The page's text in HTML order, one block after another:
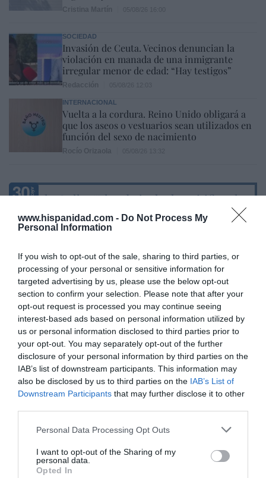
www.hispanidad.com - Do Not Process My
Personal Information
If you wish to opt-out of the sale, sharing to third parties, or
processing of your personal or sensitive information for
targeted advertising by us, please use the below opt-out
section to confirm your selection. Please note that after your
opt-out request is processed you may continue seeing
interest-based ads based on personal information utilized by
us or personal information disclosed to third parties prior to
your opt-out. You may separately opt-out of the further
disclosure of your personal information by third parties on the
IAB’s list of downstream participants. This information may
also be disclosed by us to third parties on the IAB’s List of
Downstream Participants that may further disclose it to other
Personal Data Processing Opt Outs
I want to opt-out of the Sharing of my
personal data.
Opted In
SOCIEDAD
Invasión de Ceuta. Vecinos denuncian la
violación en manada de una inmigrante
irregular menor de edad: “Hay testigos”
INTERNACIONAL
Vuelta a la cordura. Reino Unido obligará a
que los aseos o vestuarios sean utilizados en
función del sexo de nacimiento
Marcelo Gullo: “El trabajo de desmitificar la
historia, de poner la verdadera, de
desmontar la falsificación, es un trabajo
por Hispanidad
Artículos anteriores
DIARIO DE LA CORRUPCIÓN SANCHISTA
Diario de la corrupción sanchista. Bolaños
se reunió en el año 2025 hasta seis veces
con Zapatero, mientras se desarrollaba la
investigación judicial sobre la aerolínea
Plus Ultra
por Redacción
Artículos anteriores
Opinión